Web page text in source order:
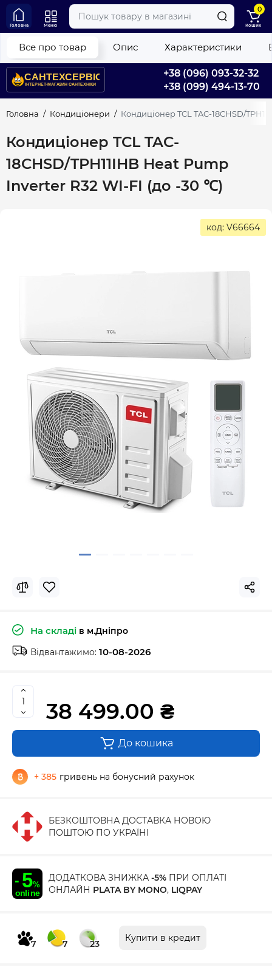
+38 (096) 093-32-32
+38 (099) 494-13-70
Головна Меню
0
Кошик
Головна Кондиціонери Кондиціонер TCL TAC-18CHSD/
Кондиціонер TCL TAC-
18CHSD/TPH11IHB Heat Pump
Inverter R32 WI-FI (до -30 ℃)
Все про товар Опис Характеристики
код: V66664
На складі в м.Дніпро
Відвантажимо: 10-08-2026
38 499.00 ₴
До кошика
+ 385 гривень на бонусний рахунок
БЕЗКОШТОВНА ДОСТАВКА НОВОЮ
ПОШТОЮ ПО УКРАЇНІ
ДОДАТКОВА ЗНИЖКА -5% ПРИ ОПЛАТІ
ОНЛАЙН PLATA BY MONO, LIQPAY
7 7 23
Купити в кредит